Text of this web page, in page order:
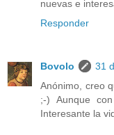
nuevas e
Responder
Bovolo
31
Anónimo, creo
;-) Aunque
Interesante la